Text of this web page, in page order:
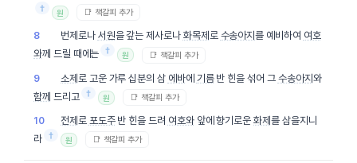
†
원 📑 책갈피 추가
8 번제로나 서원을 갚는 제사로나 화목제 로 수송아지를 예비하여 여호
와께 드릴 때에는 † 원 📑 책갈피 추가
9 소제 로 고운 가루 십분의 삼 에바에 기름반 힌을 섞어 그 수송아지와
함께 드리고 † 원 📑 책갈피 추가
10 전제 로 포도주반 힌을 드려 여호와앞에 향기로운화제 를 삼을지니
라 † 원 📑 책갈피 추가